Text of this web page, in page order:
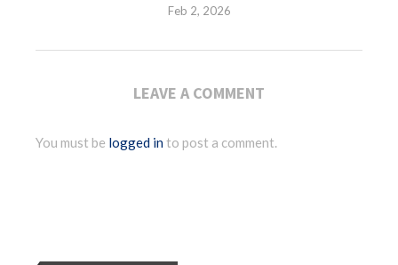
Feb 2, 2026
LEAVE A COMMENT
You must be logged into post a comment.